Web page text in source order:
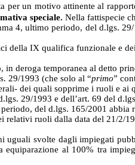
per un motivo attinente al
speciale. Nella fattispecie
4, ultimo periodo, del d.lgs.
IX qualifica funzionale e
deroga temporanea al detto
29/1993 (che solo al “primo”
dei quali sopprime i ruoli e ai
29/1993 e dell’art. 69 del
del d.lgs. 165/2001
relativi ruoli dalla data del 21/2/
uguali svolte dagli impiegati
equiparazione al 100% tra